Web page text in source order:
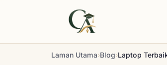
Laman Utama›Blog›Laptop